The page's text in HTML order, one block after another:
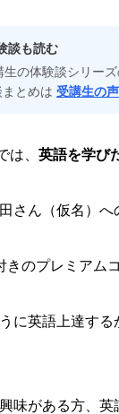
談も読む
の体験談シリー
とめは 受講生の
は、 英語を学び
さん（仮名）へ
のプレミアム
に英語上達す
味がある方、